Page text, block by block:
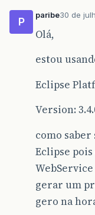
P
paribe30 de
Olá,
estou
Eclipse
Version:
como saber
Eclipse
gerar um
gero na